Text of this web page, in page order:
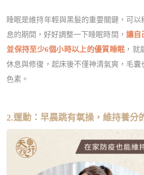
睡眠是維持年輕與黑髮的重要關鍵，可
息的期間，好好調整一下睡眠時間， 讓自
並保持至少6個小時以上的優質睡眠 ，就
休息與修復，起床後不僅神清氣爽，毛囊
色素。
2.運動：早晨跳有氧操，維持養分